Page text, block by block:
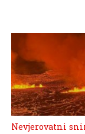
Nevjerovatni